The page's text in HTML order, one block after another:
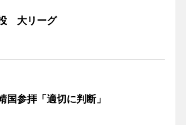
大リーグ
国参拝「適切に判断」